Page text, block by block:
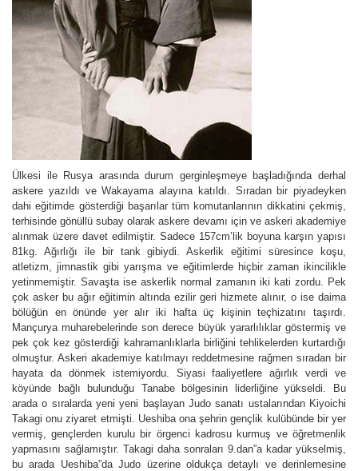
Ülkesi ile Rusya arasında durum gerginleşmeye başladığında derhal
askere yazıldı ve Wakayama alayına katıldı. Sıradan bir piyadeyken
dahi eğitimde gösterdiği başarılar tüm komutanlarının dikkatini çekmiş,
terhisinde gönüllü subay olarak askere devamı için ve askeri akademiye
alınmak üzere davet edilmiştir. Sadece 157cm’lik boyuna karşın yapısı
81kg. Ağırlığı ile bir tank gibiydi. Askerlik eğitimi süresince koşu,
atletizm, jimnastik gibi yarışma ve eğitimlerde hiçbir zaman ikincilikle
yetinmemiştir. Savaşta ise askerlik normal zamanın iki kati zordu. Pek
çok asker bu ağır eğitimin altında ezilir geri hizmete alınır, o ise daima
bölüğün en önünde yer alır iki hafta üç kişinin teçhizatını taşırdı.
Mançurya muharebelerinde son derece büyük yararlılıklar göstermiş ve
pek çok kez gösterdiği kahramanlıklarla birliğini tehlikelerden kurtardığı
olmuştur. Askeri akademiye katılmayı reddetmesine rağmen sıradan bir
hayata da dönmek istemiyordu. Siyasi faaliyetlere ağırlık verdi ve
köyünde bağlı bulunduğu Tanabe bölgesinin liderliğine yükseldi. Bu
arada o sıralarda yeni yeni başlayan Judo sanatı ustalarından Kiyoichi
Takagi onu ziyaret etmişti. Ueshiba ona şehrin gençlik kulübünde bir yer
vermiş, gençlerden kurulu bir örgenci kadrosu kurmuş ve öğretmenlik
yapmasını sağlamıştır. Takagi daha sonraları 9.dan”a kadar yükselmiş,
bu arada Ueshiba”da Judo üzerine oldukça detaylı ve derinlemesine